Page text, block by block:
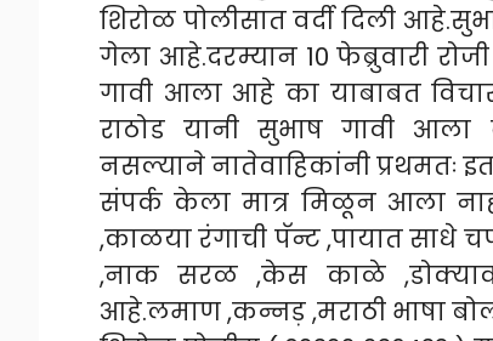
शिरोळ पोलीसात वर्दी दिली
गेला आहे.दरम्यान 10 फेब्रुवारी
गावी आला आहे का याबाबत
राठोड यानी सुभाष गावी
नसल्याने नातेवाहिकांनी प्रथमतः
संपर्क केला मात्र मिळून आला
,काळया रंगाची पॅन्ट ,पायात साधे
,नाक सरळ ,केस काळे
आहे.लमाण ,कन्नड़ ,मराठी भाषा